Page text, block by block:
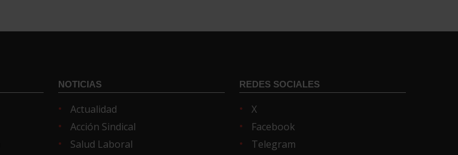
NOTICIAS
Actualidad
Acción Sindical
Salud Laboral
REDES SOCIALES
X
Facebook
Telegram